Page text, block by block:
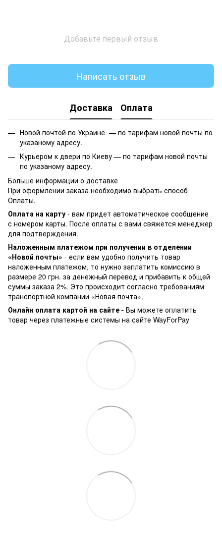
Добавьте первый отзыв
Написать отзыв
Доставка Оплата
Новой почтой по Украине — по тарифам новой почты по
указаному адресу.
Курьером к двери по Киеву — по тарифам новой почты
по указаному адресу.
Больше информации о доставке
При оформлении заказа необходимо выбрать способ
Оплаты.
Оплата на карту - вам придет автоматическое сообщение
с номером карты. После оплаты с вами свяжется менеджер
для подтверждения.
Наложенным платежом при получении в отделении
«Новой почты» - если вам удобно получить товар
наложенным платежом, то нужно заплатить комиссию в
размере 20 грн. за денежный перевод и прибавить к общей
суммы заказа 2%. Это происходит согласно требованиям
транспортной компании «Новая почта».
Онлайн оплата картой на сайте - Вы можете оплатить
товар через платежные системы на сайте WayForPay